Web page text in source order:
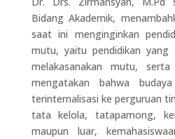
Bidang Akademik,
saat ini menginginkan
mutu, yaitu pendidikan
melakasanakan mutu,
mengatakan bahwa
terinternalisasi ke perguruan
tata kelola, tatapamong,
maupun luar,